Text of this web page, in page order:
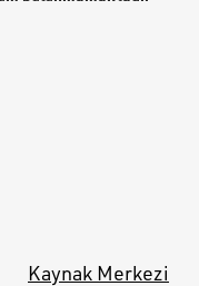
Kaynak Merkezi